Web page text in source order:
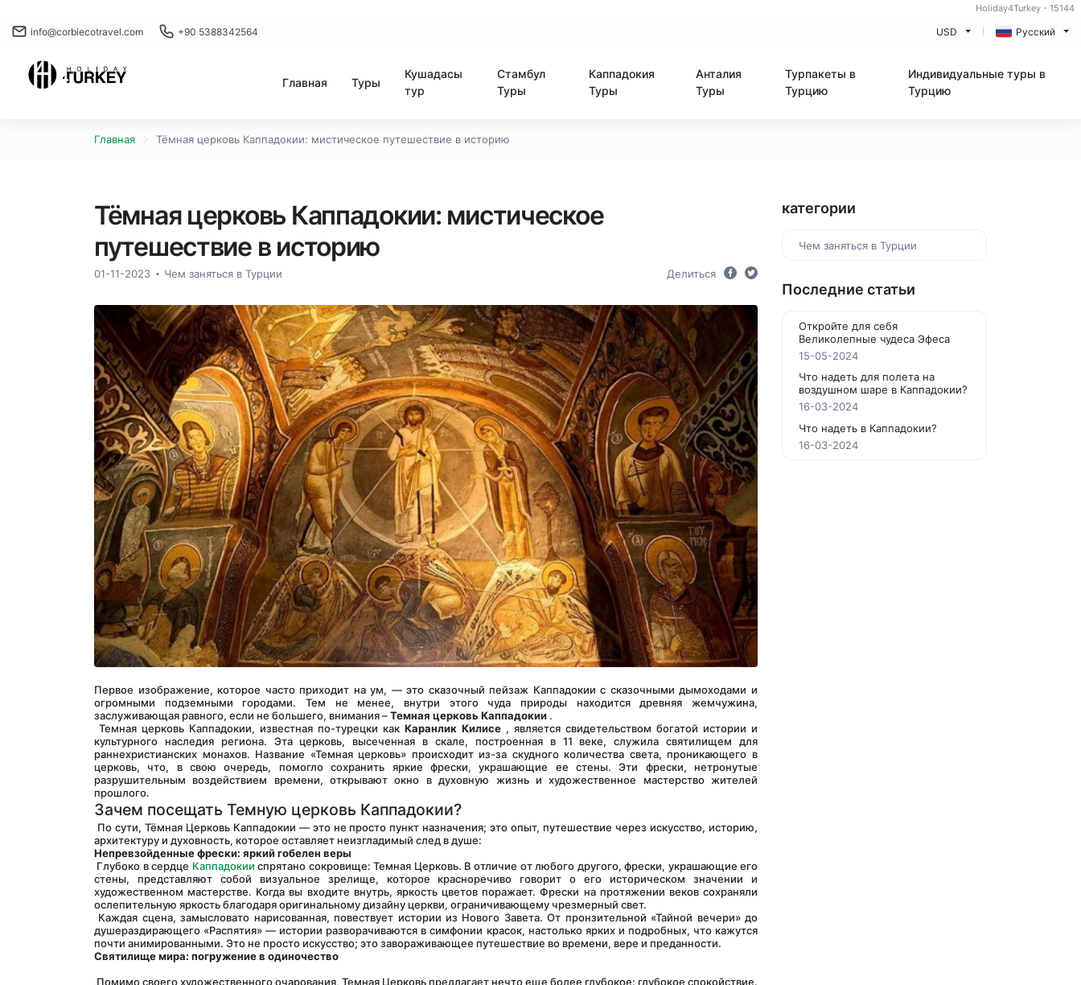
Holiday4Turkey - 15144
info@corbiecotravel.com +90 5388342564 USD Русский
Главная Туры
Кушадасы
тур
Стамбул
Туры
Каппадокия
Туры
Анталия
Туры
Турпакеты в
Турцию
Индивидуальные туры в
Турцию
Главная Тёмная церковь Каппадокии: мистическое путешествие в историю
Тёмная церковь Каппадокии: мистическое
путешествие в историю
01-11-2023 Чем заняться в Турции Делиться
Первое изображение, которое часто приходит на ум, — это сказочный пейзаж Каппадокии с сказочными дымоходами и
огромными подземными городами. Тем не менее, внутри этого чуда природы находится древняя жемчужина,
заслуживающая равного, если не большего, внимания – Темная церковь Каппадокии .
Темная церковь Каппадокии, известная по-турецки как Каранлик Килисе , является свидетельством богатой истории и
культурного наследия региона. Эта церковь, высеченная в скале, построенная в 11 веке, служила святилищем для
раннехристианских монахов. Название «Темная церковь» происходит из-за скудного количества света, проникающего в
церковь, что, в свою очередь, помогло сохранить яркие фрески, украшающие ее стены. Эти фрески, нетронутые
разрушительным воздействием времени, открывают окно в духовную жизнь и художественное мастерство жителей
прошлого.
Зачем посещать Темную церковь Каппадокии?
архитектуру и духовность, которое оставляет неизгладимый след в душе:
Непревзойденные фрески: яркий гобелен веры
Глубоко в сердце Каппадокии спрятано сокровище: Темная Церковь. В отличие от любого другого, фрески, украшающие его
стены, представляют собой визуальное зрелище, которое красноречиво говорит о его историческом значении и
художественном мастерстве. Когда вы входите внутрь, яркость цветов поражает. Фрески на протяжении веков сохраняли
ослепительную яркость благодаря оригинальному дизайну церкви, ограничивающему чрезмерный свет.
душераздирающего «Распятия» — истории разворачиваются в симфонии красок, настолько ярких и подробных, что кажутся
почти анимированными. Это не просто искусство; это завораживающее путешествие во времени, вере и преданности.
Святилище мира: погружение в одиночество
категории
Чем заняться в Турции
Последние статьи
Откройте для себя
Великолепные чудеса Эфеса
15-05-2024
Что надеть для полета на
воздушном шаре в Каппадокии?
16-03-2024
Что надеть в Каппадокии?
16-03-2024